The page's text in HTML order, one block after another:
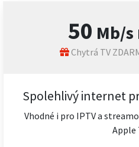
Kontakt
50 Mb/s
Chytrá TV
Spolehlivý internet
Vhodné i pro IPTV a
Apple